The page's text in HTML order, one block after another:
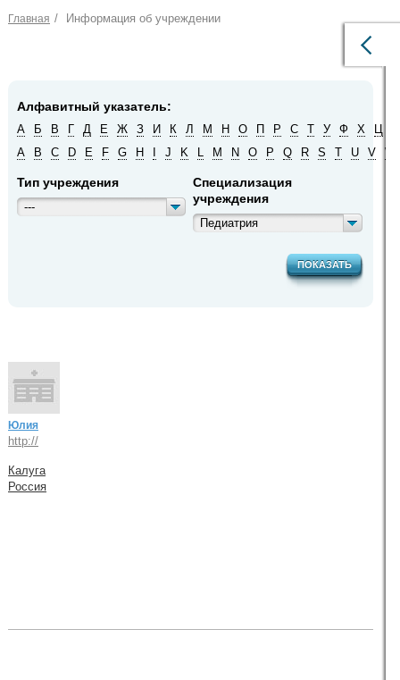
Главная / Информация об учреждении
Алфавитный указатель:
А Б В Г Д Е Ж З И К Л М Н О П Р С Т У Ф Х Ц
A
B C D E F G H J K L M N O P Q R S T U V W
Тип учреждения
---
Специализация
учреждения
Педиатрия
ПОКАЗАТЬ
Юлия
http://
Калуга
Россия